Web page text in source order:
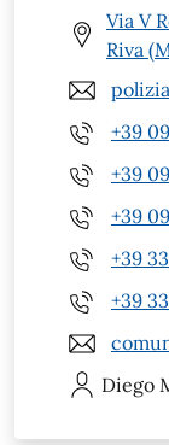
Via V
Riva
+39
+39
+39
+39
+39
Diego